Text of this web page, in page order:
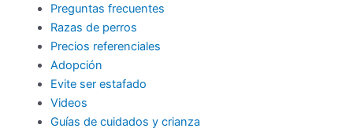
Preguntas frecuentes
Razas de perros
Precios referenciales
Adopción
Evite ser estafado
Videos
Guías de cuidados y crianza